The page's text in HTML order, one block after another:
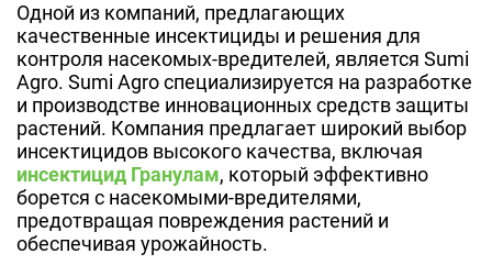
Одной из компаний, предлагающих
качественные инсектициды и решения для
контроля насекомых-вредителей, является Sumi
Agro. Sumi Agro специализируется на разработке
и производстве инновационных средств защиты
растений. Компания предлагает широкий выбор
инсектицидов высокого качества, включая
инсектицид Гранулам, который эффективно
борется с насекомыми-вредителями,
предотвращая повреждения растений и
обеспечивая урожайность.